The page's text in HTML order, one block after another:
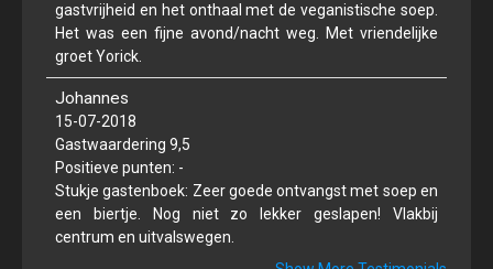
gastvrijheid en het onthaal met de veganistische soep.
Het was een fijne avond/nacht weg. Met vriendelijke
groet Yorick.
Johannes
15-07-2018
Gastwaardering 9,5
Positieve punten: -
Stukje gastenboek: Zeer goede ontvangst met soep en
een biertje. Nog niet zo lekker geslapen! Vlakbij
centrum en uitvalswegen.